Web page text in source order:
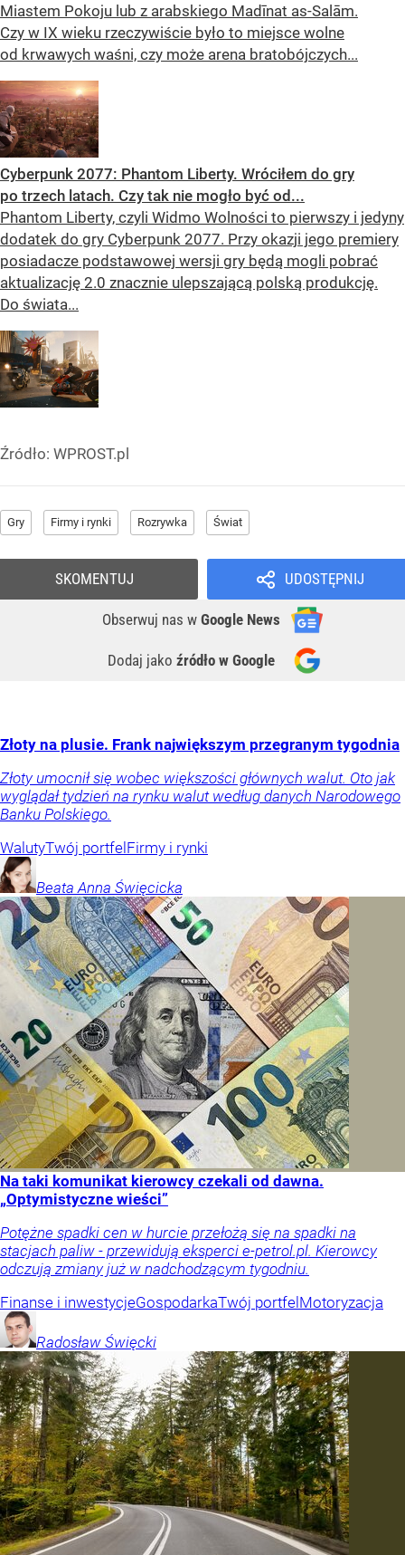
Miastem Pokoju lub z arabskiego Madīnat as-Salām.
Czy w IX wieku rzeczywiście było to miejsce wolne
od krwawych waśni, czy może arena bratobójczych...
Cyberpunk 2077: Phantom Liberty. Wróciłem do gry
po trzech latach. Czy tak nie mogło być od...
Phantom Liberty, czyli Widmo Wolności to pierwszy i jedyny
dodatek do gry Cyberpunk 2077. Przy okazji jego premiery
posiadacze podstawowej wersji gry będą mogli pobrać
aktualizację 2.0 znacznie ulepszającą polską produkcję.
Do świata...
Źródło: WPROST.pl
Gry Firmy i rynki Rozrywka Świat
UDOSTĘPNIJ
Obserwuj nas w Google News
Dodaj jako źródło w Google
SKOMENTUJ
Złoty na plusie. Frank największym przegranym tygodnia
Złoty umocnił się wobec większości głównych walut. Oto jak
wyglądał tydzień na rynku walut według danych Narodowego
Banku Polskiego.
WalutyTwój portfelFirmy i rynki
Beata Anna Święcicka
Na taki komunikat kierowcy czekali od dawna.
„Optymistyczne wieści”
Potężne spadki cen w hurcie przełożą się na spadki na
stacjach paliw - przewidują eksperci e-petrol.pl. Kierowcy
odczują zmiany już w nadchodzącym tygodniu.
Finanse i inwestycjeGospodarkaTwój portfelMotoryzacja
Radosław Święcki